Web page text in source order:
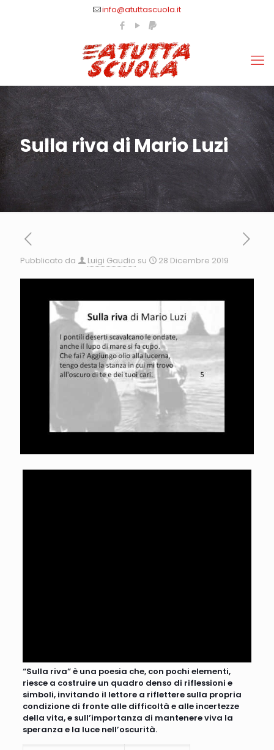
info@atuttascuola.it
Sulla riva di Mario Luzi
Pubblicato da Luigi Gaudio su 28 Dicembre 2019
“Sulla riva” è una poesia che, con pochi elementi,
riesce a costruire un quadro denso di riflessioni e
simboli, invitando il lettore a riflettere sulla propria
condizione di fronte alle difficoltà e alle incertezze
della vita, e sull’importanza di mantenere viva la
speranza e la luce nell’oscurità.